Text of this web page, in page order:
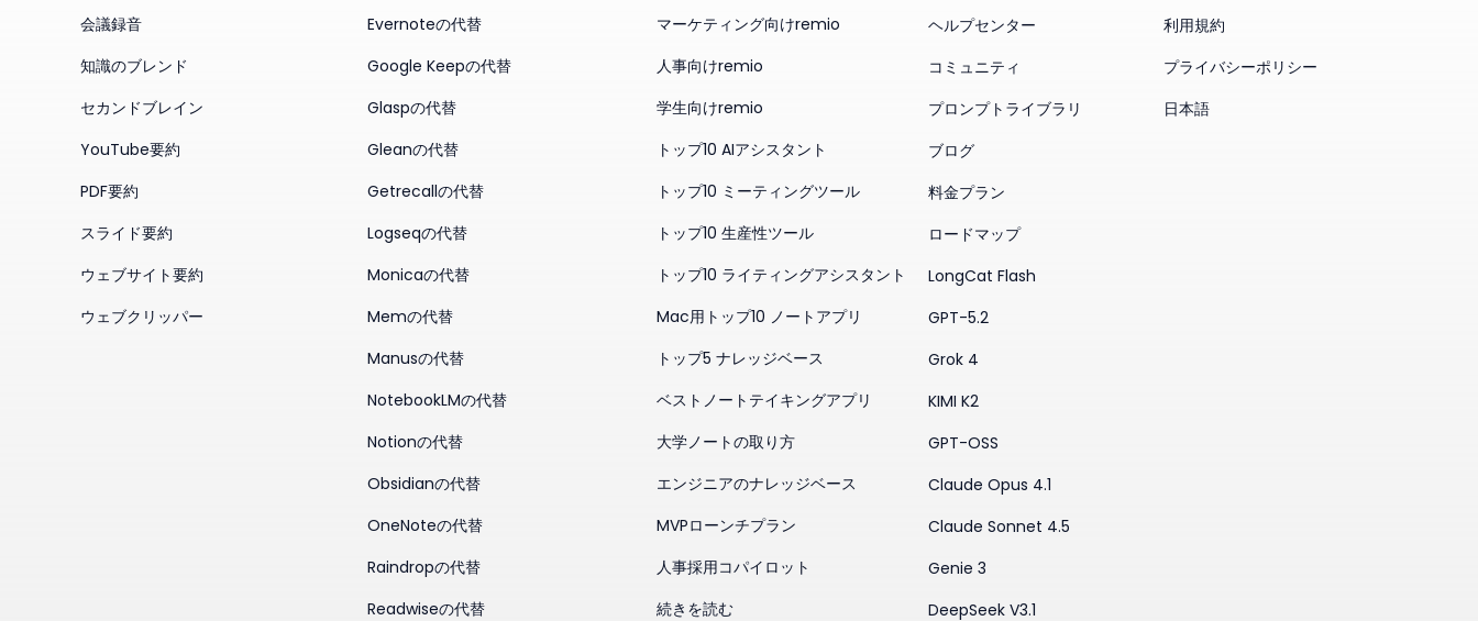
会議録音
知識のブレンド
セカンドブレイン
YouTube要約
PDF要約
スライド要約
ウェブサイト要約
ウェブクリッパー
Evernoteの代替
Google Keepの代替
Glaspの代替
Gleanの代替
Getrecallの代替
Logseqの代替
Monicaの代替
Memの代替
Manusの代替
NotebookLMの代替
Notionの代替
Obsidianの代替
OneNoteの代替
Raindropの代替
Readwiseの代替
マーケティング向けremio
人事向けremio
学生向けremio
トップ10 AIアシスタント
トップ10 ミーティングツール
トップ10 生産性ツール
トップ10 ライティングアシスタント
Mac用トップ10 ノートアプリ
トップ5 ナレッジベース
ベストノートテイキングアプリ
大学ノートの取り方
エンジニアのナレッジベース
MVPローンチプラン
人事採用コパイロット
続きを読む
ヘルプセンター
コミュニティ
プロンプトライブラリ
ブログ
料金プラン
ロードマップ
LongCat Flash
GPT-5.2
Grok 4
KIMI K2
GPT-OSS
Claude Opus 4.1
Claude Sonnet 4.5
Genie 3
DeepSeek V3.1
利用規約
プライバシーポリシー
日本語